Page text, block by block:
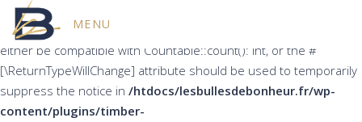
Deprecated
: Return type of Twig\Node\Node::count() should
either be compatible with Countable::count(): int, or the #
[\ReturnTypeWillChange] attribute should be used to temporarily
suppress the notice in /htdocs/lesbullesdebonheur.fr/wp-
content/plugins/timber-
MENU